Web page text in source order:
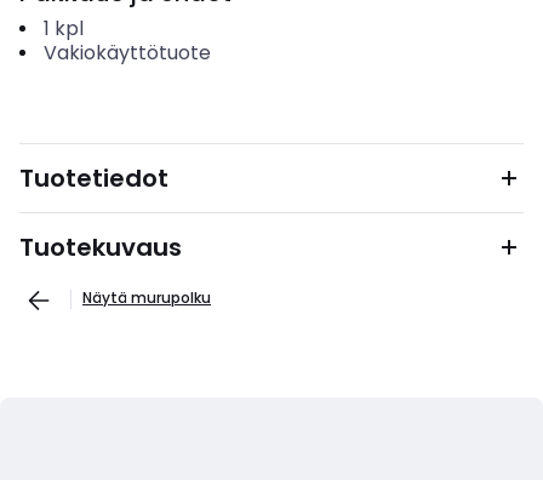
1 kpl
Vakiokäyttötuote
Tuotetiedot
Tuotekuvaus
Näytä murupolku